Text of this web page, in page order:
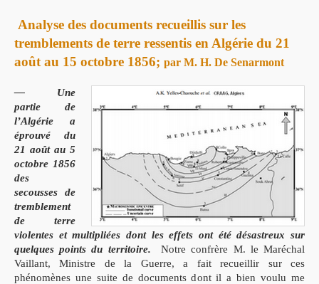
Analyse des documents recueillis sur les
tremblements de terre ressentis en Algérie du 21
août au 15 octobre 1856; par M. H. De Senarmont
— Une
partie de
l’Algérie a
éprouvé du
21 août au 5
octobre 1856
des
secousses de
tremblement
de terre
violentes et multipliées dont les effets ont été désastreux sur
quelques points du territoire.
Notre confrère M. le Maréchal
Vaillant, Ministre de la Guerre, a fait recueillir sur ces
phénomènes une suite de documents dont il a bien voulu me